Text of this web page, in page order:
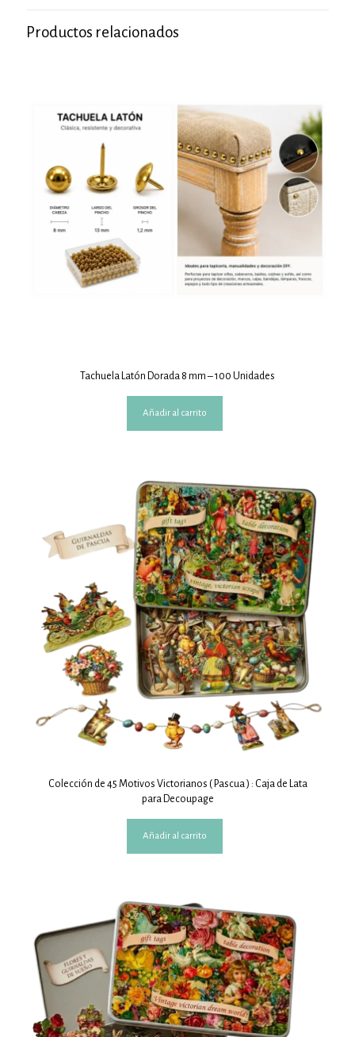
Productos relacionados
Tachuela Latón Dorada 8 mm – 100 Unidades
Añadir al carrito
Colección de 45 Motivos Victorianos ( Pascua ) : Caja de Lata
para Decoupage
Añadir al carrito